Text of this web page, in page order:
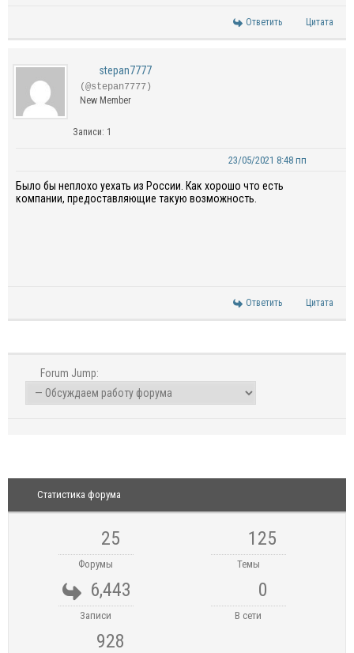
Ответить Цитата
stepan7777
(@stepan7777)
New Member
Записи: 1
23/05/2021 8:48 пп
Было бы неплохо уехать из России. Как хорошо что есть
компании, предоставляющие такую возможность.
Ответить Цитата
Forum Jump:
Статистика форума
25
Форумы
125
Темы
6,443
Записи
0
В сети
928